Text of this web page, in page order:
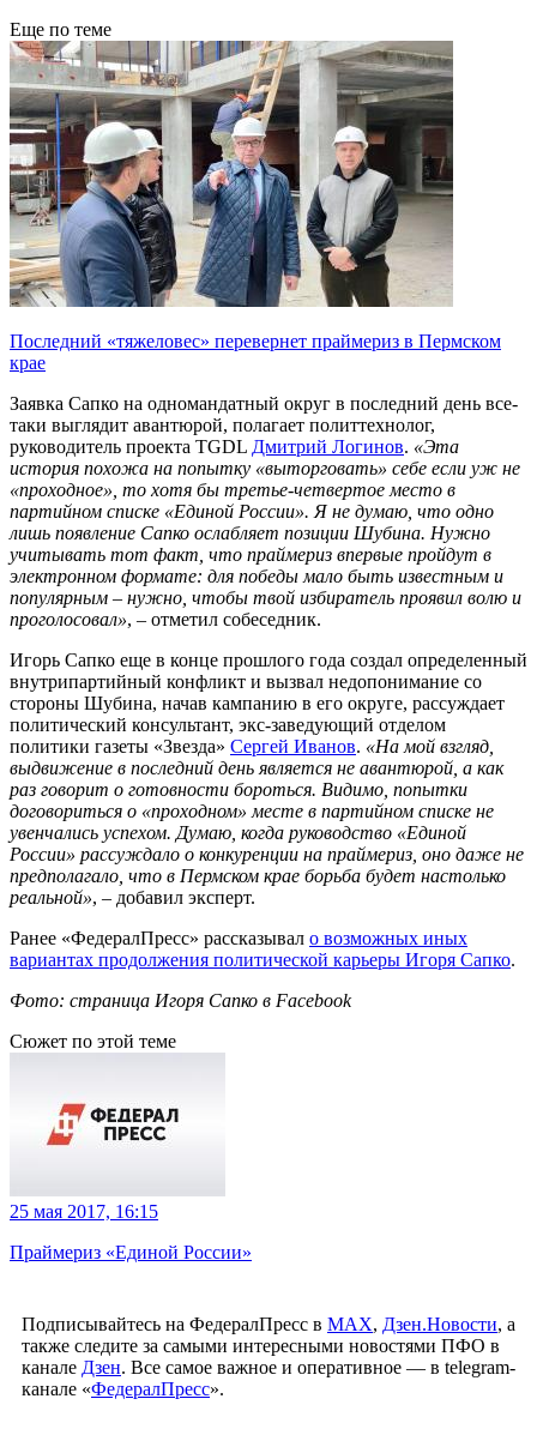
Еще по теме
Последний «тяжеловес» перевернет праймериз в Пермском
крае
Заявка Сапко на одномандатный округ в последний день все-
таки выглядит авантюрой, полагает политтехнолог,
руководитель проекта TGDL Дмитрий Логинов. «Эта
история похожа на попытку «выторговать» себе если уж не
«проходное», то хотя бы третье-четвертое место в
партийном списке «Единой России». Я не думаю, что одно
лишь появление Сапко ослабляет позиции Шубина. Нужно
учитывать тот факт, что праймериз впервые пройдут в
электронном формате: для победы мало быть известным и
популярным – нужно, чтобы твой избиратель проявил волю и
проголосовал», – отметил собеседник.
Игорь Сапко еще в конце прошлого года создал определенный
внутрипартийный конфликт и вызвал недопонимание со
стороны Шубина, начав кампанию в его округе, рассуждает
политический консультант, экс-заведующий отделом
политики газеты «Звезда» Сергей Иванов. «На мой взгляд,
выдвижение в последний день является не авантюрой, а как
раз говорит о готовности бороться. Видимо, попытки
договориться о «проходном» месте в партийном списке не
увенчались успехом. Думаю, когда руководство «Единой
России» рассуждало о конкуренции на праймериз, оно даже не
предполагало, что в Пермском крае борьба будет настолько
реальной», – добавил эксперт.
Ранее «ФедералПресс» рассказывал о возможных иных
вариантах продолжения политической карьеры Игоря Сапко.
Фото: страница Игоря Сапко в Facebook
Сюжет по этой теме
25 мая 2017, 16:15
Праймериз «Единой России»
Подписывайтесь на ФедералПресс в МАХ, Дзен.Новости, а
также следите за самыми интересными новостями ПФО в
канале Дзен. Все самое важное и оперативное — в telegram-
канале «ФедералПресс».